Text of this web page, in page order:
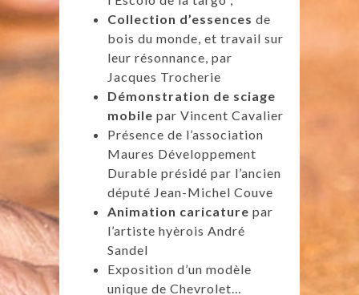
Collection d’essences de
bois du monde, et travail sur
leur résonnance, par
Jacques Trocherie
Démonstration de sciage
mobile par Vincent Cavalier
Présence de l’association
Maures Développement
Durable présidé par l’ancien
député Jean-Michel Couve
Animation caricature par
l’artiste hyèrois André
Sandel
Exposition d’un modèle
unique de Chevrolet…